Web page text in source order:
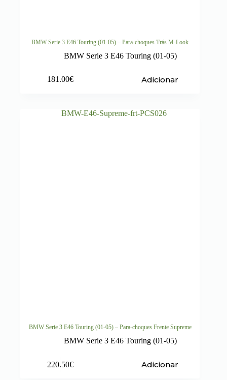
BMW Serie 3 E46 Touring (01-05) – Para-choques Trás M-Look
BMW Serie 3 E46 Touring (01-05)
181.00€ Adicionar
BMW Serie 3 E46 Touring (01-05) – Para-choques Frente Supreme
BMW Serie 3 E46 Touring (01-05)
220.50€ Adicionar